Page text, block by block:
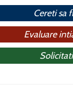
Cereti sa
Evaluare